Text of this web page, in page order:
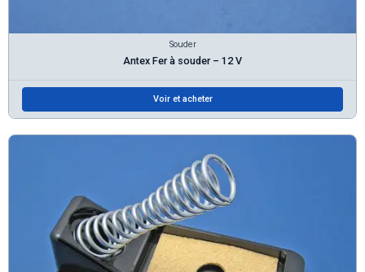
Souder
Antex Fer à souder – 12 V
Voir et acheter